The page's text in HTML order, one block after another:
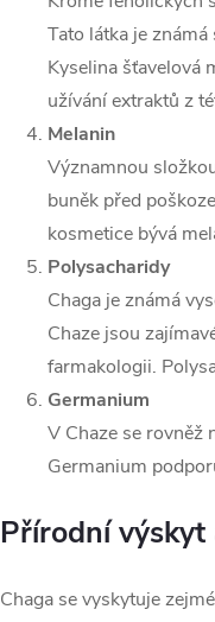
Tato látka je
Kyselina šťavelová
užívání extraktů z
Melanin
Významnou
buněk před
kosmetice bývá
Polysacharidy
Chaga je známá
Chaze jsou
farmakologii.
Germanium
V Chaze se rovněž
Germanium
Přírodní výskyt
Chaga se vyskytuje